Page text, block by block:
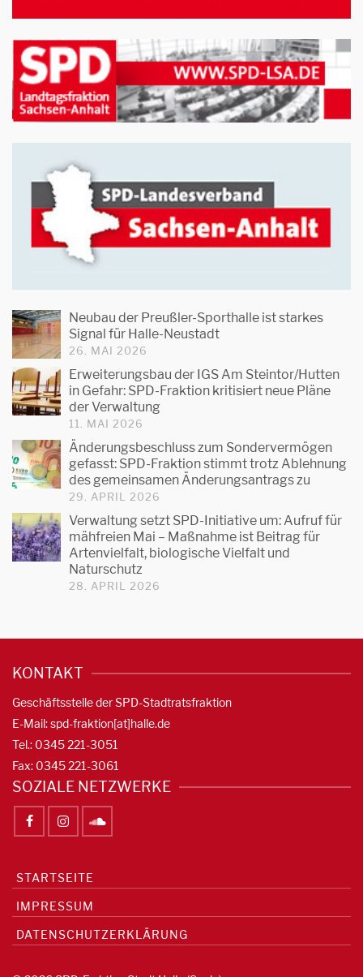
Neubau der Preußler-Sporthalle ist starkes
Signal für Halle-Neustadt
26. MAI 2026
Erweiterungsbau der IGS Am Steintor/Hutten
in Gefahr: SPD-Fraktion kritisiert neue Pläne
der Verwaltung
11. MAI 2026
Änderungsbeschluss zum Sondervermögen
gefasst: SPD-Fraktion stimmt trotz Ablehnung
des gemeinsamen Änderungsantrags zu
29. APRIL 2026
Verwaltung setzt SPD-Initiative um: Aufruf für
mähfreien Mai – Maßnahme ist Beitrag für
Artenvielfalt, biologische Vielfalt und
Naturschutz
28. APRIL 2026
KONTAKT
Geschäftsstelle der SPD-Stadtratsfraktion
E-Mail: spd-fraktion[at]halle.de
Tel.: 0345 221-3051
Fax: 0345 221-3061
SOZIALE NETZWERKE
STARTSEITE
IMPRESSUM
DATENSCHUTZERKLÄRUNG